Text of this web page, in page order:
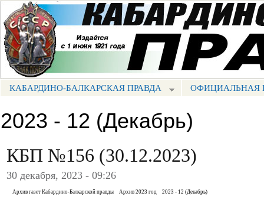
Портал СМИ КБР
МЕНЮ КБП
КАБАРДИНО-БАЛКАРСКАЯ ПРАВДА ОФИЦИАЛЬНАЯ
2023 - 12 (Декабрь)
КБП №156 (30.12.2023)
30 декабря, 2023 - 09:26
Архив газет Кабардино-Балкарской правды Архив 2023 год 2023 - 12 (Декабрь)